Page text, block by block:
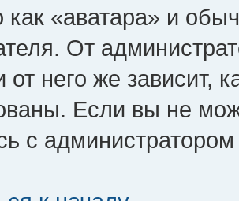
как «аватара» и
От
от него же зависит,
Если вы не
с